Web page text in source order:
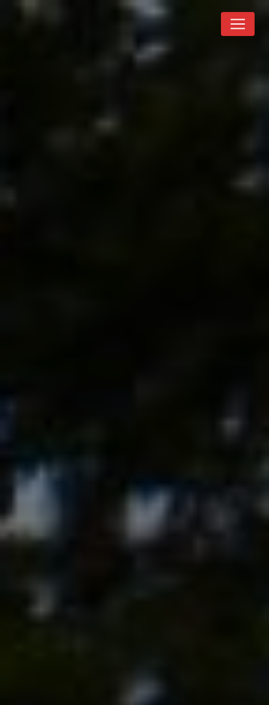
Panneau de gestion des cookies